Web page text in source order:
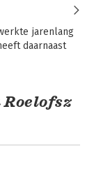
jarenlang
daarnaast